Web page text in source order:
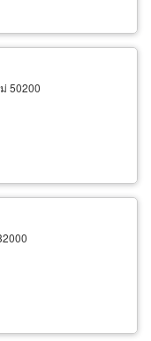
50200